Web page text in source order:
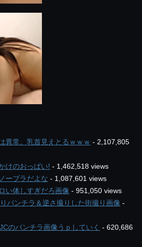
異常。乳首見えとるｗｗｗ - 2,107,805
けのおっぱい! - 1,462,518 views
ーブラだよな - 1,087,601 views
い体しすぎだろ画像 - 951,050 views
パンチラ＆逆さ撮りした街撮り画像 -
のパンチラ画像うｐしていく - 620,686